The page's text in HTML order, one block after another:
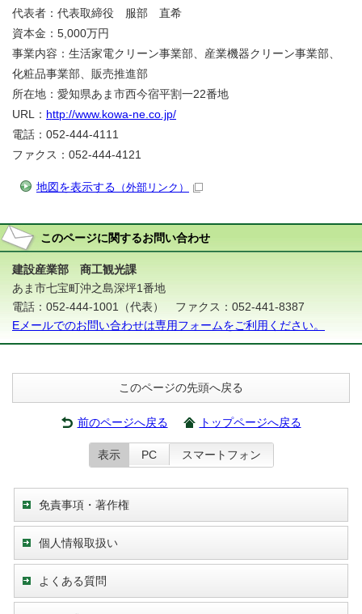
代表者：代表取締役 服部 直希
資本金：5,000万円
事業内容：生活家電クリーン事業部、産業機器クリーン事業部、
化粧品事業部、販売推進部
所在地：愛知県あま市西今宿平割一22番地
URL： http://www.kowa-ne.co.jp/
電話：052-444-4111
ファクス：052-444-4121
地図を表示する （外部リンク）
このページに関するお問い合わせ
建設産業部 商工観光課
あま市七宝町沖之島深坪1番地
電話：052-444-1001（代表） ファクス：052-441-8387
Eメールでのお問い合わせは専用フォームをご利用ください。
このページの先頭へ戻る
前のページへ戻る トップページへ戻る
表示 PC スマートフォン
免責事項・著作権
個人情報取扱い
よくある質問